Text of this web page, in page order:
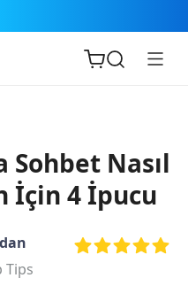
Sohbet Nasıl
İçin 4 İpucu
Tips